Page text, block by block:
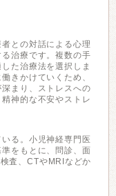
との対話による心理
治療です。複数の手
た治療法を選択しま
きかけていくため、
まり、ストレスへの
神的な不安やストレ
る。小児神経専門医
をもとに、問診、面
査、CTやMRIなどか